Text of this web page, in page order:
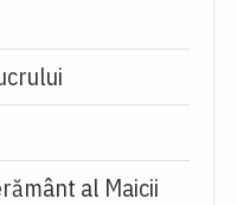
al Maicii